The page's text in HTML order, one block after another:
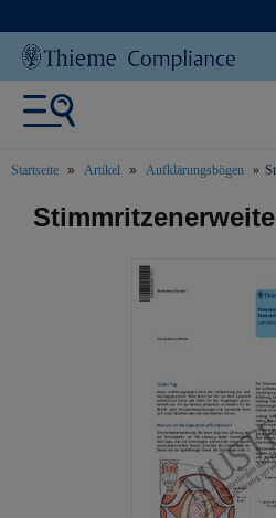
Startseite Artikel Aufklärungsbögen
text.skipToContent
text.skipToNavigation